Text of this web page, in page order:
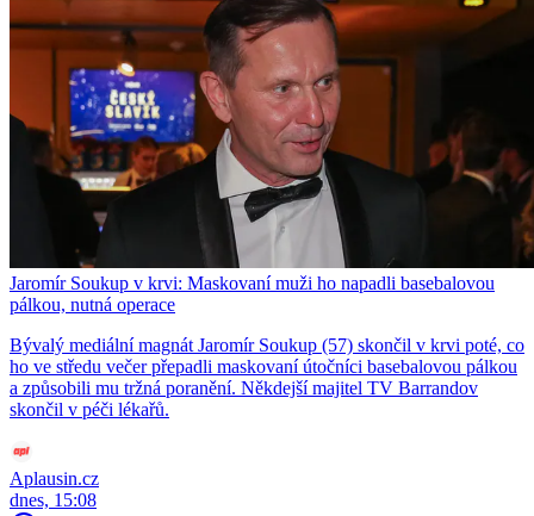
Jaromír Soukup v krvi: Maskovaní muži ho napadli basebalovou
pálkou, nutná operace
Bývalý mediální magnát Jaromír Soukup (57) skončil v krvi poté, co
ho ve středu večer přepadli maskovaní útočníci basebalovou pálkou
a způsobili mu tržná poranění. Někdejší majitel TV Barrandov
skončil v péči lékařů.
Aplausin.cz
dnes, 15:08